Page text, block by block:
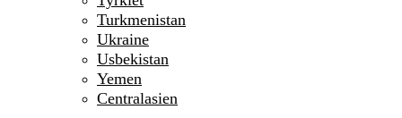
Turkmenistan
Ukraine
Usbekistan
Yemen
Centralasien